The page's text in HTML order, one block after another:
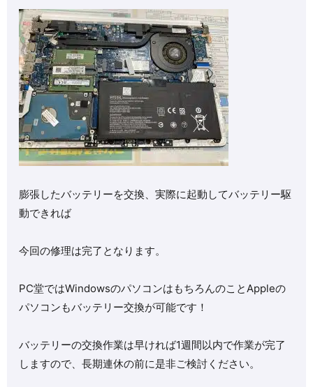
膨張したバッテリーを交換、実際に起動してバッテリー駆
動できれば
今回の修理は完了となります。
PC堂ではWindowsのパソコンはもちろんのことAppleの
パソコンもバッテリー交換が可能です！
バッテリーの交換作業は早ければ1週間以内で作業が完了
しますので、長期連休の前に是非ご検討ください。